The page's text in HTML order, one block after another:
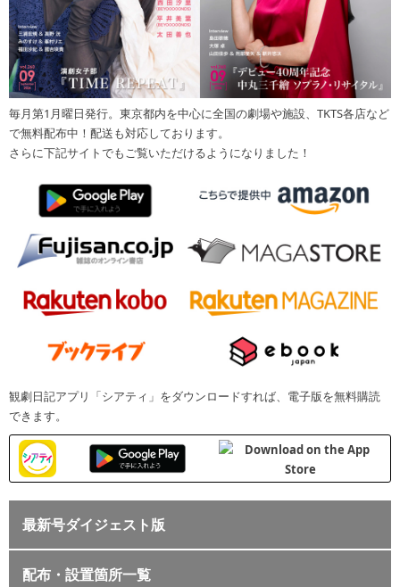
毎月第1月曜日発行。東京都内を中心に全国の劇場や施設、TKTS各店など
で無料配布中！配送も対応しております。
さらに下記サイトでもご覧いただけるようになりました！
観劇日記アプリ「シアティ」をダウンロードすれば、電子版を無料購読
できます。
最新号ダイジェスト版
配布・設置箇所一覧